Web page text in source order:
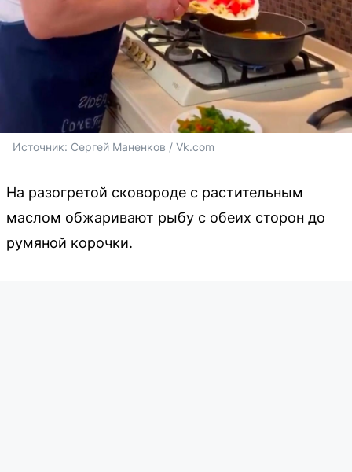
Источник: Сергей Маненков / Vk.com
На разогретой сковороде с растительным
маслом обжаривают рыбу с обеих сторон до
румяной корочки.